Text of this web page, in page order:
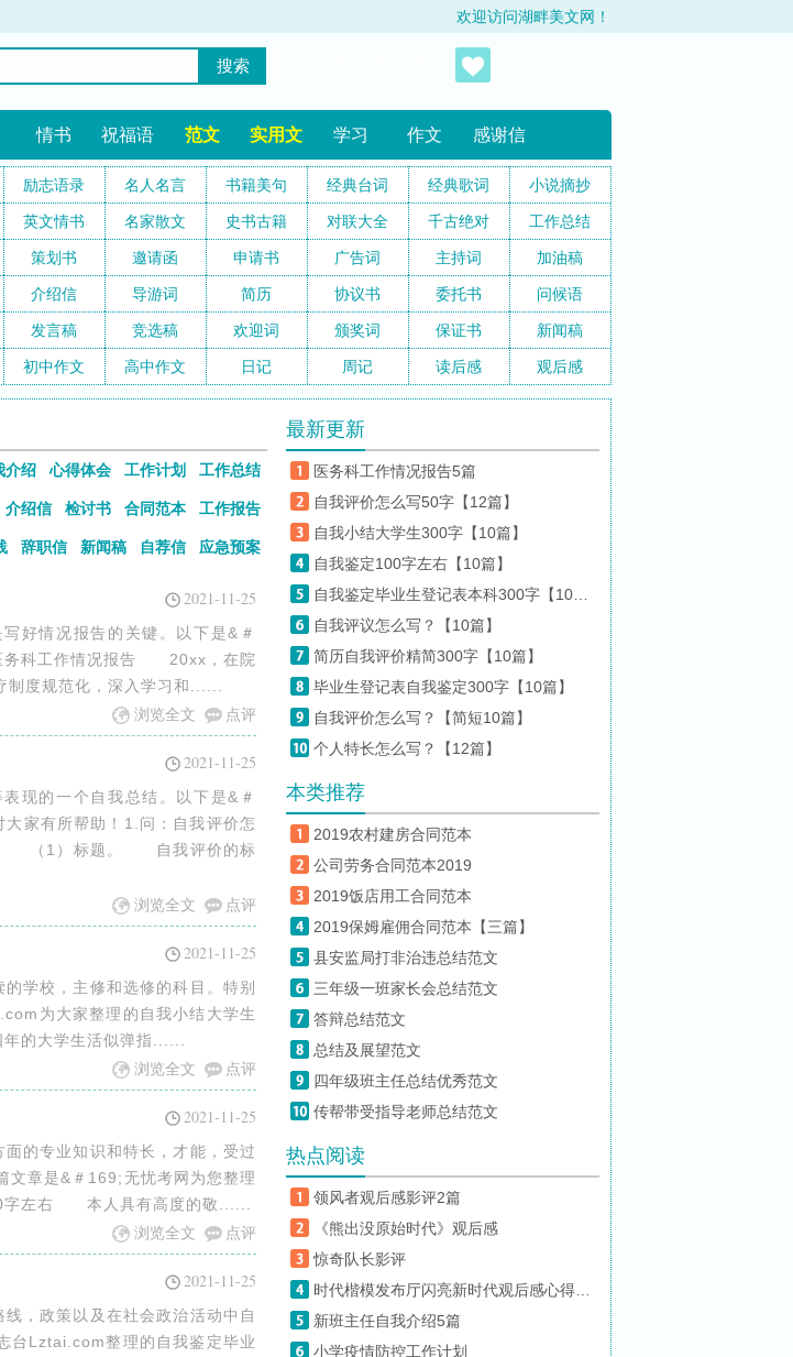
欢迎访问湖畔美文网！
搜索
情书 祝福语 范文 实用文 学习 作文 感谢信
励志语录 名人名言 书籍美句 经典台词 经典歌词 小说摘抄
英文情书 名家散文 史书古籍 对联大全 千古绝对 工作总结
策划书 邀请函 申请书 广告词 主持词 加油稿
介绍信 导游词 简历 协议书 委托书 问候语
发言稿 竞选稿 欢迎词 颁奖词 保证书 新闻稿
初中作文 高中作文 日记 周记 读后感 观后感
工作总结
工作计划
心得体会
介绍
工作报告
合同范本
检讨书
介绍信
应急预案
自荐信
新闻稿
辞职信
2021-11-25
好情况报告的关键。以下是&＃
务科工作情况报告 20xx，在院
度规范化，深入学习和......
浏览全文 点评
2021-11-25
现的一个自我总结。以下是&＃
家有所帮助！1.问：自我评价怎
（1）标题。 自我评价的标
浏览全文 点评
2021-11-25
学校，主修和选修的科目。特别
为大家整理的自我小结大学生
的大学生活似弹指......
浏览全文 点评
2021-11-25
的专业知识和特长，才能，受过
文章是&＃169;无忧考网为您整理
字左右 本人具有高度的敬......
浏览全文 点评
2021-11-25
，政策以及在社会政治活动中自
台Lztai.com整理的自我鉴定毕业
最新更新
医务科工作情况报告5篇
自我评价怎么写50字【12篇】
自我小结大学生300字【10篇】
自我鉴定100字左右【10篇】
自我评议怎么写？【10篇】
简历自我评价精简300字【10篇】
毕业生登记表自我鉴定300字【10篇】
自我评价怎么写？【简短10篇】
个人特长怎么写？【12篇】
本类推荐
2019农村建房合同范本
公司劳务合同范本2019
2019饭店用工合同范本
2019保姆雇佣合同范本【三篇】
县安监局打非治违总结范文
三年级一班家长会总结范文
答辩总结范文
总结及展望范文
四年级班主任总结优秀范文
传帮带受指导老师总结范文
热点阅读
领风者观后感影评2篇
《熊出没原始时代》观后感
惊奇队长影评
新班主任自我介绍5篇
小学疫情防控工作计划